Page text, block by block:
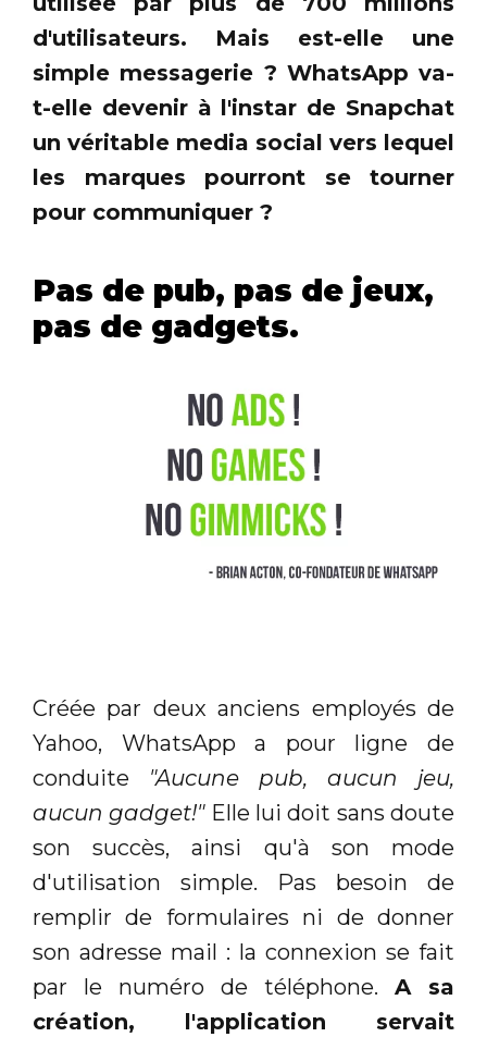
d'utilisateurs. Mais est-elle une
simple messagerie ? WhatsApp va-
t-elle devenir à l'instar de Snapchat
un véritable media social vers lequel
les marques pourront se tourner
pour communiquer ?
Pas de pub, pas de jeux,
pas de gadgets.
Créée par deux anciens employés de
Yahoo, WhatsApp a pour ligne de
conduite "Aucune pub, aucun jeu,
aucun gadget!"Elle lui doit sans doute
son succès, ainsi qu'à son mode
d'utilisation simple. Pas besoin de
remplir de formulaires ni de donner
son adresse mail : la connexion se fait
par le numéro de téléphone. A sa
création, l'application servait